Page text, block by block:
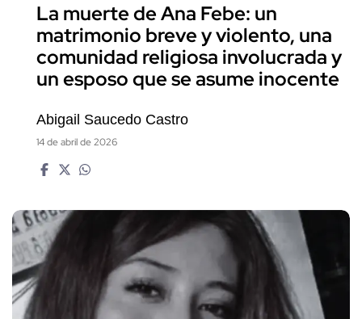
La muerte de Ana Febe: un
matrimonio breve y violento, una
comunidad religiosa involucrada y
un esposo que se asume inocente
Abigail Saucedo Castro
14 de abril de 2026